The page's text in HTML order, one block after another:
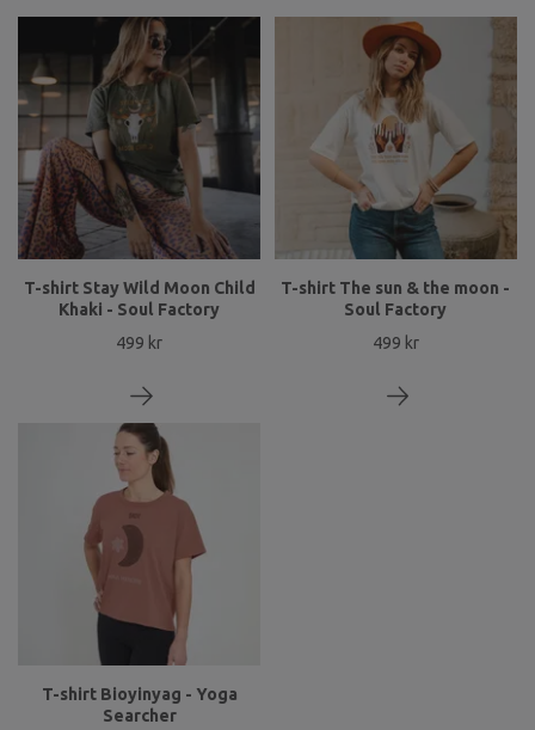
T-shirt Stay Wild Moon Child
Khaki - Soul Factory
499 kr
T-shirt The sun & the moon -
Soul Factory
499 kr
T-shirt Bioyinyag - Yoga
Searcher